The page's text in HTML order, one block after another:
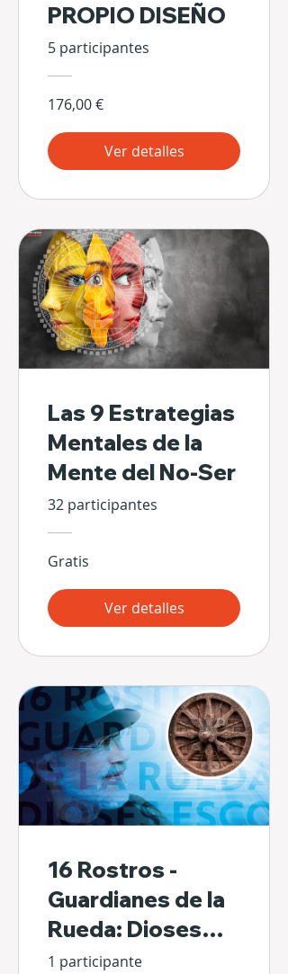
PROPIO DISEÑO
5 participantes
176,00 €
Ver detalles
Las 9 Estrategias
Mentales de la
Mente del No-Ser
32 participantes
Gratis
Ver detalles
16 Rostros -
Guardianes de la
Rueda: Dioses
Escondidos de Sí
1 participante